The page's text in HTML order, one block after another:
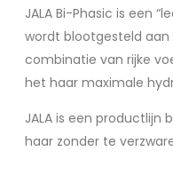
JALA Bi-Phasic is een
wordt blootgesteld aan
combinatie van rijke
het haar maximale
JALA is een productlijn
haar zonder te